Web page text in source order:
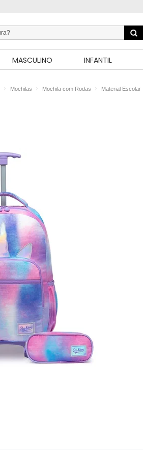
MASCULINO INFANTIL
Mochilas Mochila com Rodas Material Escolar